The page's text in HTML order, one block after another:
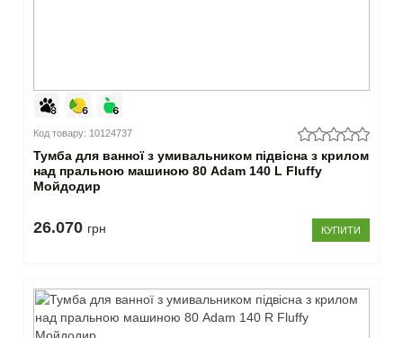
Код товару: 10124737
Тумба для ванної з умивальником підвісна з крилом
над пральною машиною 80 Adam 140 L Fluffy
Мойдодир
26.070 грн КУПИТИ